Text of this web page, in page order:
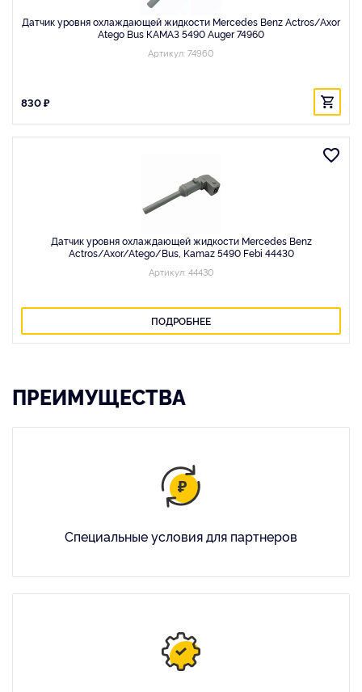
Датчик уровня охлаждающей жидкости Mercedes Benz Actros/Axor
Atego Bus КАМАЗ 5490 Auger 74960
Артикул: 74960
830 ₽
Датчик уровня оxлаждающей жидкости Mercedes Benz
Actros/Axor/Atego/Bus, Kamaz 5490 Febi 44430
Артикул: 44430
ПОДРОБНЕЕ
ПРЕИМУЩЕСТВА
Специальные условия для партнеров